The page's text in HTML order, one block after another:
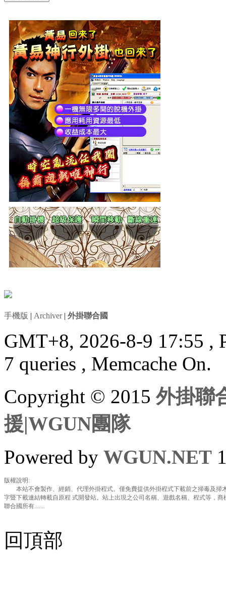
手機版 | Archiver| 外掛聯合國
GMT+8, 2026-8-9 17:55 ,
7 queries , Memcache On.
Copyright © 2015外掛聯
援|WGUN團隊
Powered by WGUN.NET
版權說明:
本站不會製作、經銷、代理外掛程式。僅免費提供外掛程式下載前之掃毒及掃
字暨下載連結轉載自原程 式開發站。站上出現之公司名稱、遊戲名稱、程式等，
聯合國所有.......
回頂部